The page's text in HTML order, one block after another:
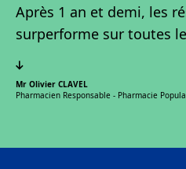
Après 1 an et demi, les
surperforme sur toutes
Mr Olivier CLAVEL
Pharmacien Responsable - Pharmacie